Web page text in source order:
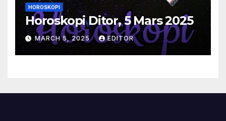
HOROSKOPI
Horoskopi Ditor, 5 Mars 2025
MARCH 5, 2025 EDITOR